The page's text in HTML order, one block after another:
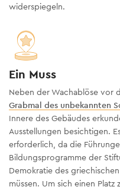
widerspiegeln.
Ein Muss
Neben der Wachablöse vor
Grabmal des unbekannten
Innere des Gebäudes
Ausstellungen besichtigen.
erforderlich, da die
Bildungsprogramme der
Demokratie des
müssen. Um sich einen Platz